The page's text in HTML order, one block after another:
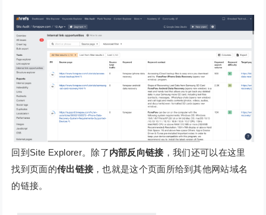
回到Site Explorer。除了内部反向链接 ，我们还可以在这里
找到页面的传出链接 ，也就是这个页面所给到其他网站域名
的链接。